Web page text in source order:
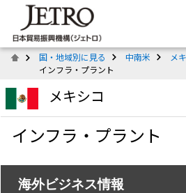
国・地域別に見る 中南米
メ
インフラ・プラント
メキシコ
インフラ・プラント
海外ビジネス情報